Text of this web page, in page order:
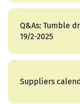
Q&As: Tumble
19/2-2025
Suppliers